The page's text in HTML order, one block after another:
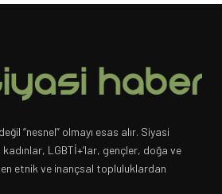
“nesnel” olmayı esas alır. Siyasi
LGBTİ+’lar, gençler, doğa ve
etnik ve inançsal topluluklardan